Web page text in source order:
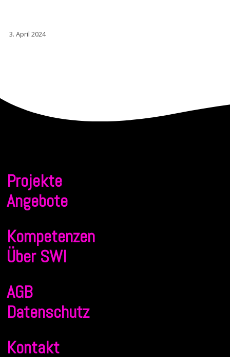
3. April 2024
Projekte
Angebote
Kompetenzen
Über SWI
AGB
Datenschutz
Kontakt